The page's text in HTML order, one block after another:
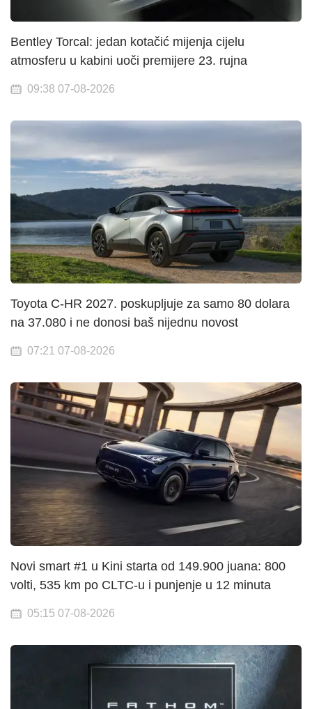
Bentley Torcal: jedan kotačić mijenja cijelu
atmosferu u kabini uoči premijere 23. rujna
09:38 07-08-2026
Toyota C-HR 2027. poskupljuje za samo 80 dolara
na 37.080 i ne donosi baš nijednu novost
07:21 07-08-2026
Novi smart #1 u Kini starta od 149.900 juana: 800
volti, 535 km po CLTC-u i punjenje u 12 minuta
05:15 07-08-2026